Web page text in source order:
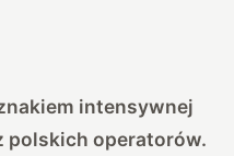
intensywnej
polskich operatorów.